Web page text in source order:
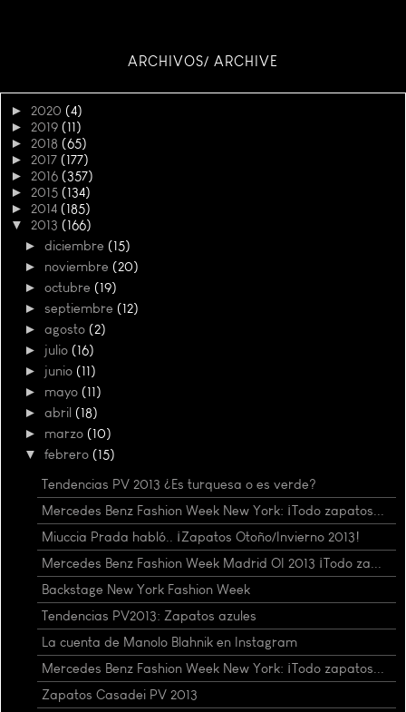
ARCHIVOS/ ARCHIVE
► 2020 (4)
► 2019 (11)
► 2018 (65)
► 2017 (177)
► 2016 (357)
► 2015 (134)
► 2014 (185)
▼ 2013 (166)
► diciembre (15)
► noviembre (20)
► octubre (19)
► septiembre (12)
► agosto (2)
► julio (16)
► junio (11)
► mayo (11)
► abril (18)
► marzo (10)
▼ febrero (15)
Tendencias PV 2013 ¿Es turquesa o es verde?
Mercedes Benz Fashion Week New York: ¡Todo zapatos...
Miuccia Prada habló.. ¡Zapatos Otoño/Invierno 2013!
Mercedes Benz Fashion Week Madrid OI 2013 ¡Todo za...
Backstage New York Fashion Week
Tendencias PV2013: Zapatos azules
La cuenta de Manolo Blahnik en Instagram
Mercedes Benz Fashion Week New York: ¡Todo zapatos...
Zapatos Casadei PV 2013